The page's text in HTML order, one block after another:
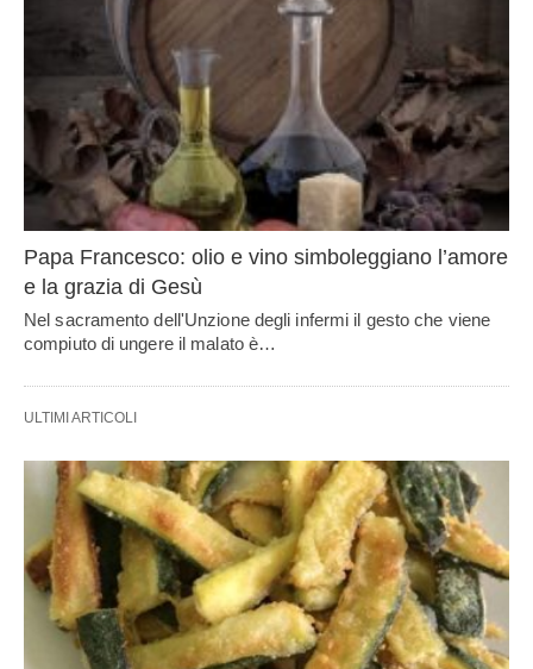
Papa Francesco: olio e vino simboleggiano l’amore
e la grazia di Gesù
Nel sacramento dell'Unzione degli infermi il gesto che viene
compiuto di ungere il malato è…
ULTIMI ARTICOLI